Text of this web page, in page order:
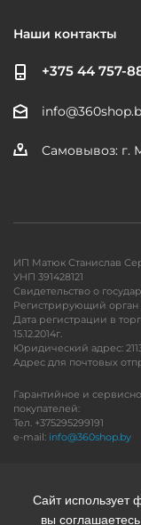
Наши контакты
+375 44 757-
Самовывоз: г.
ИП Матюк Станислав
УНП 391428121
Свидетельство о
Регистрирующий
Дата регистрации в
15.12.2014г.
Юридический адрес:
Адрес для почтовых
Гарантийное и
покупателей:
Тел. +375295299191
e-mail: info@360shop.by
Сайт использует
вы